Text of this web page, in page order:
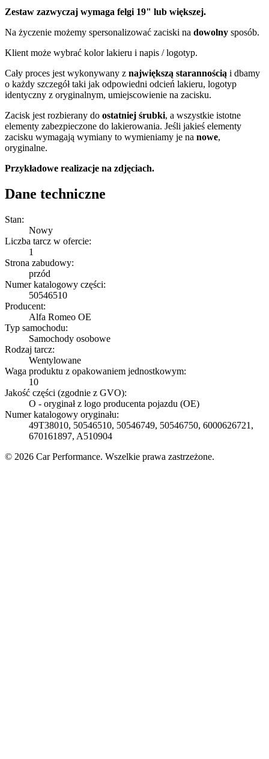
Zestaw zazwyczaj wymaga felgi 19" lub większej.
Na życzenie możemy spersonalizować zaciski na dowolny sposób.
Klient może wybrać kolor lakieru i napis / logotyp.
Cały proces jest wykonywany z największą starannością i dbamy
o każdy szczegół taki jak odpowiedni odcień lakieru, logotyp
identyczny z oryginalnym, umiejscowienie na zacisku.
Zacisk jest rozbierany do ostatniej śrubki, a wszystkie istotne
elementy zabezpieczone do lakierowania. Jeśli jakieś elementy
zacisku wymagają wymiany to wymieniamy je na nowe,
oryginalne.
Przykładowe realizacje na zdjęciach.
Dane techniczne
Stan:
Nowy
Liczba tarcz w ofercie:
1
Strona zabudowy:
przód
Numer katalogowy części:
50546510
Producent:
Alfa Romeo OE
Typ samochodu:
Samochody osobowe
Rodzaj tarcz:
Wentylowane
Waga produktu z opakowaniem jednostkowym:
10
Jakość części (zgodnie z GVO):
O - oryginał z logo producenta pojazdu (OE)
Numer katalogowy oryginału:
49T38010, 50546510, 50546749, 50546750, 6000626721,
670161897, A510904
© 2026 Car Performance. Wszelkie prawa zastrzeżone.